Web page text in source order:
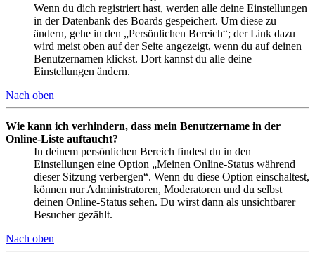
Wenn du dich registriert hast, werden alle deine Einstellungen
in der Datenbank des Boards gespeichert. Um diese zu
ändern, gehe in den „Persönlichen Bereich“; der Link dazu
wird meist oben auf der Seite angezeigt, wenn du auf deinen
Benutzernamen klickst. Dort kannst du alle deine
Einstellungen ändern.
Nach oben
Wie kann ich verhindern, dass mein Benutzername in der
Online-Liste auftaucht?
In deinem persönlichen Bereich findest du in den
Einstellungen eine Option „Meinen Online-Status während
dieser Sitzung verbergen“. Wenn du diese Option einschaltest,
können nur Administratoren, Moderatoren und du selbst
deinen Online-Status sehen. Du wirst dann als unsichtbarer
Besucher gezählt.
Nach oben